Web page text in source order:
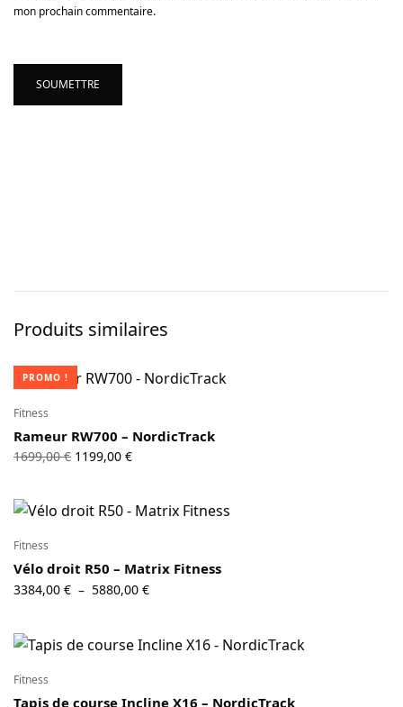
mon prochain commentaire.
Produits similaires
PROMO !
Fitness
Rameur RW700 – NordicTrack
1699,00€ Le prix
1699,00 €.
1199,00 €Le prix
1199,00 €.
Fitness
Vélo droit R50 – Matrix Fitness
3384,00 € – 5880,00 €Plage de
à
Fitness
Tapis de course Incline X16 – NordicTrack